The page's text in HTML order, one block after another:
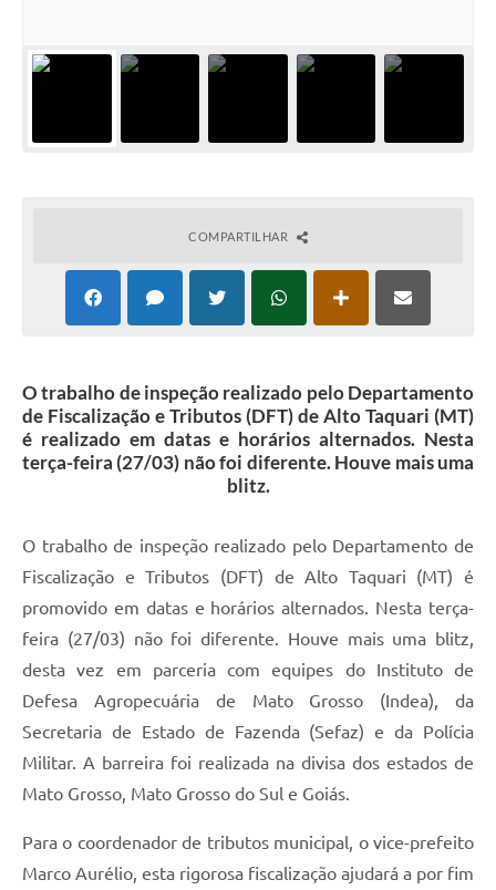
COMPARTILHAR
O trabalho de inspeção realizado pelo Departamento
de Fiscalização e Tributos (DFT) de Alto Taquari (MT)
é realizado em datas e horários alternados. Nesta
terça-feira (27/03) não foi diferente. Houve mais uma
blitz.
O trabalho de inspeção realizado pelo Departamento de
Fiscalização e Tributos (DFT) de Alto Taquari (MT) é
promovido em datas e horários alternados. Nesta terça-
feira (27/03) não foi diferente. Houve mais uma blitz,
desta vez em parceria com equipes do Instituto de
Defesa Agropecuária de Mato Grosso (Indea), da
Secretaria de Estado de Fazenda (Sefaz) e da Polícia
Militar. A barreira foi realizada na divisa dos estados de
Mato Grosso, Mato Grosso do Sul e Goiás.
Para o coordenador de tributos municipal, o vice-prefeito
Marco Aurélio, esta rigorosa fiscalização ajudará a por fim